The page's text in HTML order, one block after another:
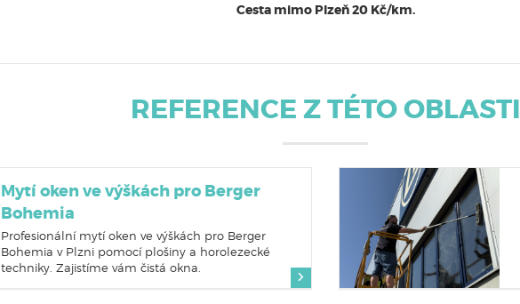
Cesta mimo Plzeň 20 Kč/km.
REFERENCE Z TÉTO OBLASTI
Mytí oken ve výškách pro Berger
Bohemia
Profesionální mytí oken ve výškách pro Berger
Bohemia v Plzni pomocí plošiny a horolezecké
techniky. Zajistíme vám čistá okna.